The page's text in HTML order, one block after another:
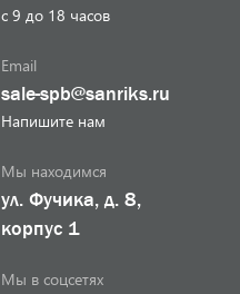
с 9 до 18 часов
Email
sale-spb@sanriks.ru
Напишите нам
Мы находимся
ул. Фучика, д. 8,
корпус 1
Мы в соцсетях